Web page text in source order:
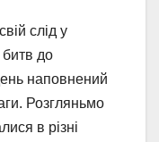
слід у
битв до
наповнений
Розгляньмо
в різні